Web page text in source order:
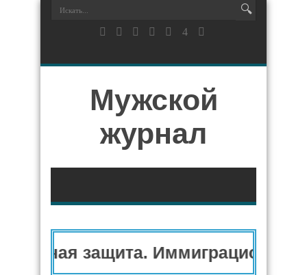
Мужской
журнал
защита. Иммиграционный